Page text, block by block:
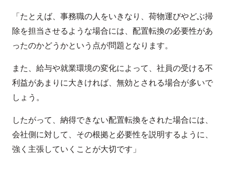
「たとえば、事務職の人をいきなり、荷物運びやどぶ掃
除を担当させるような場合には、配置転換の必要性があ
ったのかどうかという点が問題となります。
また、給与や就業環境の変化によって、社員の受ける不
利益があまりに大きければ、無効とされる場合が多いで
しょう。
したがって、納得できない配置転換をされた場合には、
会社側に対して、その根拠と必要性を説明するように、
強く主張していくことが大切です」